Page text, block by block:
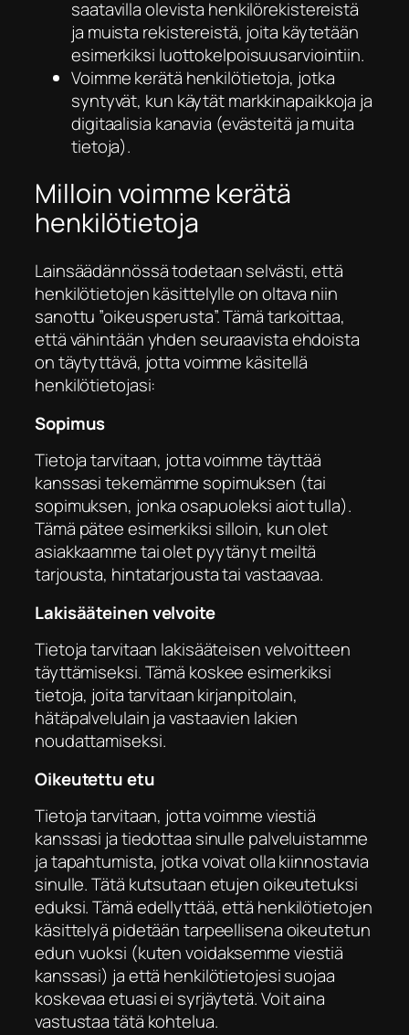
saatavilla olevista henkilörekistereistä
ja muista rekistereistä, joita käytetään
esimerkiksi luottokelpoisuusarviointiin.
Voimme kerätä henkilötietoja, jotka
syntyvät, kun käytät markkinapaikkoja ja
digitaalisia kanavia (evästeitä ja muita
tietoja).
Milloin voimme kerätä
henkilötietoja
Lainsäädännössä todetaan selvästi, että
henkilötietojen käsittelylle on oltava niin
sanottu ”oikeusperusta”. Tämä tarkoittaa,
että vähintään yhden seuraavista ehdoista
on täytyttävä, jotta voimme käsitellä
henkilötietojasi:
Sopimus
Tietoja tarvitaan, jotta voimme täyttää
kanssasi tekemämme sopimuksen (tai
sopimuksen, jonka osapuoleksi aiot tulla).
Tämä pätee esimerkiksi silloin, kun olet
asiakkaamme tai olet pyytänyt meiltä
tarjousta, hintatarjousta tai vastaavaa.
Lakisääteinen velvoite
Tietoja tarvitaan lakisääteisen velvoitteen
täyttämiseksi. Tämä koskee esimerkiksi
tietoja, joita tarvitaan kirjanpitolain,
hätäpalvelulain ja vastaavien lakien
noudattamiseksi.
Oikeutettu etu
Tietoja tarvitaan, jotta voimme viestiä
kanssasi ja tiedottaa sinulle palveluistamme
ja tapahtumista, jotka voivat olla kiinnostavia
sinulle. Tätä kutsutaan etujen oikeutetuksi
eduksi. Tämä edellyttää, että henkilötietojen
käsittelyä pidetään tarpeellisena oikeutetun
edun vuoksi (kuten voidaksemme viestiä
kanssasi) ja että henkilötietojesi suojaa
koskevaa etuasi ei syrjäytetä. Voit aina
vastustaa tätä kohtelua.